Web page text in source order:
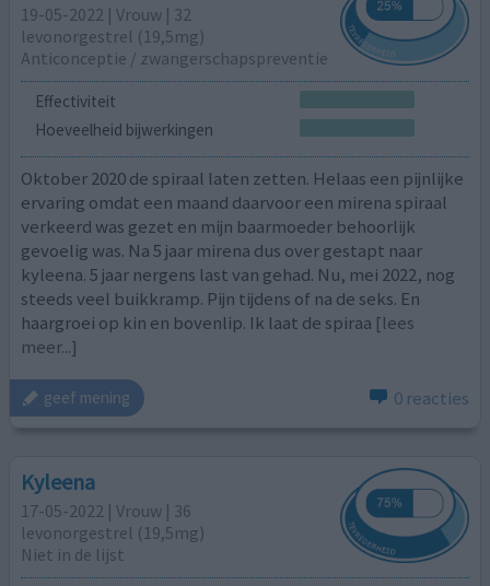
19-05-2022 | Vrouw | 32
levonorgestrel (19,5mg)
Anticonceptie / zwangerschapspreventie
Effectiviteit
Hoeveelheid bijwerkingen
Oktober 2020 de spiraal laten zetten. Helaas een pijnlijke
ervaring omdat een maand daarvoor een mirena spiraal
verkeerd was gezet en mijn baarmoeder behoorlijk
gevoelig was. Na 5 jaar mirena dus over gestapt naar
kyleena. 5 jaar nergens last van gehad. Nu, mei 2022, nog
steeds veel buikkramp. Pijn tijdens of na de seks. En
haargroei op kin en bovenlip. Ik laat de spiraa [lees
meer...]
geef mening 0 reacties
Kyleena
17-05-2022 | Vrouw | 36
levonorgestrel (19,5mg)
Niet in de lijst